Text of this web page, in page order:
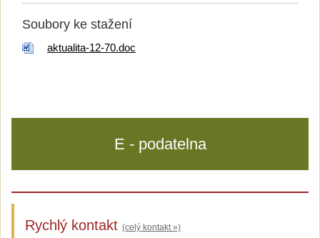
Soubory ke stažení
aktualita-12-70.doc
E - podatelna
Rychlý kontakt (celý kontakt »)